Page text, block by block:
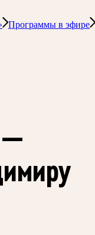
Программы в эфире
—